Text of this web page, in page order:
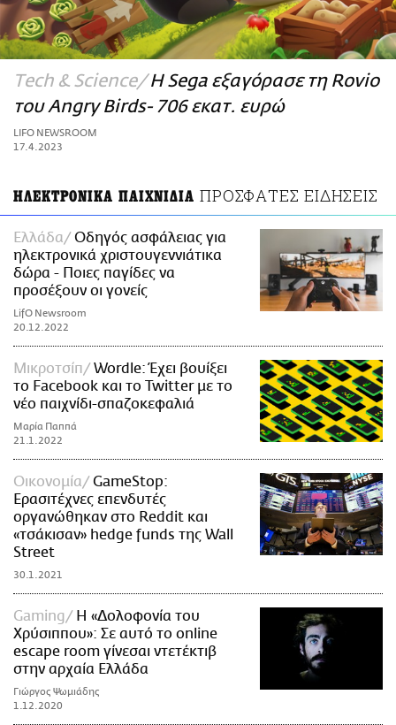
ΑΜΠΑ
PRINT
Τech & Science Η Sega εξαγόρασε τη Rovio
του Angry Birds- 706 εκατ. ευρώ
LIFO NEWSROOM
17.4.2023
ΗΛΕΚΤΡΟΝΙΚΑ ΠΑΙΧΝΙΔΙΑ ΠΡΟΣΦΑΤΕΣ ΕΙΔΗΣΕΙΣ
Ελλάδα
Οδηγός ασφάλειας για
ηλεκτρονικά χριστουγεννιάτικα
δώρα - Ποιες παγίδες να
προσέξουν οι γονείς
LifO Newsroom
20.12.2022
Μικροτσίπ
Wordle: Έχει βουίξει
το Facebook και το Twitter με το
νέο παιχνίδι-σπαζοκεφαλιά
Μαρία Παππά
21.1.2022
Οικονομία
GameStop:
Ερασιτέχνες επενδυτές
οργανώθηκαν στο Reddit και
«τσάκισαν» hedge funds της Wall
Street
30.1.2021
Gaming
Η «Δολοφονία του
Χρύσιππου»: Σε αυτό το online
escape room γίνεσαι ντετέκτιβ
στην αρχαία Ελλάδα
Γιώργος Ψωμιάδης
1.12.2020